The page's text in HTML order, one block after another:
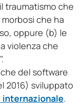
traumatismo che
che ha
oppure (b) le
violenza che
del software
2016) sviluppato
.